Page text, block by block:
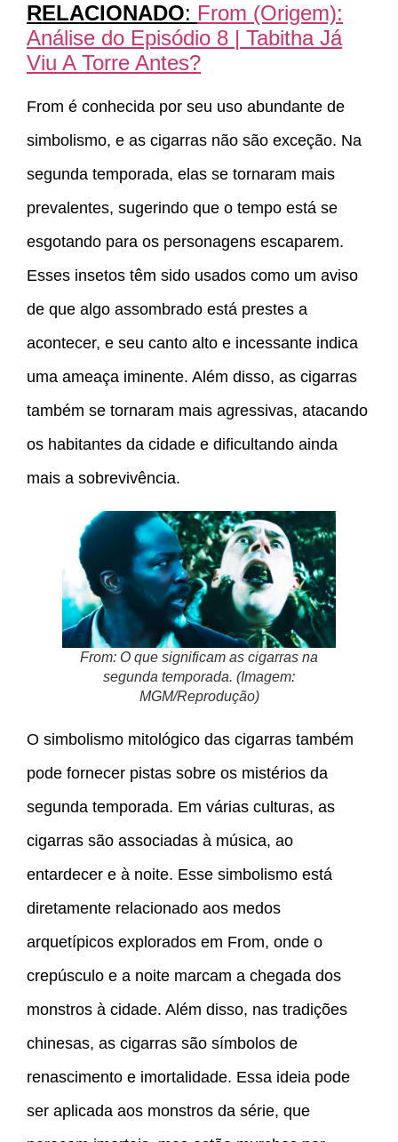
RELACIONADO: From (Origem):
Análise do Episódio 8 | Tabitha Já
Viu A Torre Antes?
From é conhecida por seu uso abundante de
simbolismo, e as cigarras não são exceção. Na
segunda temporada, elas se tornaram mais
prevalentes, sugerindo que o tempo está se
esgotando para os personagens escaparem.
Esses insetos têm sido usados como um aviso
de que algo assombrado está prestes a
acontecer, e seu canto alto e incessante indica
uma ameaça iminente. Além disso, as cigarras
também se tornaram mais agressivas, atacando
os habitantes da cidade e dificultando ainda
mais a sobrevivência.
From: O que significam as cigarras na
segunda temporada. (Imagem:
MGM/Reprodução)
O simbolismo mitológico das cigarras também
pode fornecer pistas sobre os mistérios da
segunda temporada. Em várias culturas, as
cigarras são associadas à música, ao
entardecer e à noite. Esse simbolismo está
diretamente relacionado aos medos
arquetípicos explorados em From, onde o
crepúsculo e a noite marcam a chegada dos
monstros à cidade. Além disso, nas tradições
chinesas, as cigarras são símbolos de
renascimento e imortalidade. Essa ideia pode
ser aplicada aos monstros da série, que